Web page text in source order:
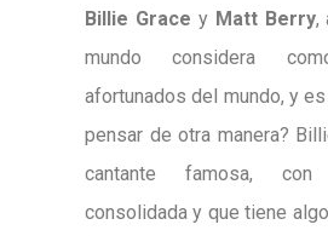
Billie Grace y Matt Berry,
mundo considera
afortunados del mundo, y
pensar de otra manera?
cantante famosa,
consolidada y que tiene